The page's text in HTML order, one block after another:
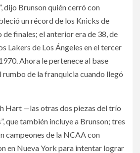
dijo Brunson quién cerró con
un récord de los Knicks de
finales; el anterior era de 38, de
Lakers de Los Ángeles en el tercer
Ahora le pertenece al base
rumbo de la franquicia cuando llegó
Hart —las otras dos piezas del trío
que también incluye a Brunson; tres
campeones de la NCAA con
en Nueva York para intentar lograr